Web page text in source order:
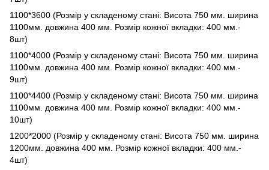
1100*3600 (Розмір у складеному стані: Висота 750 мм. ширина
1100мм. довжина 400 мм. Розмір кожної вкладки: 400 мм.-
8шт)
1100*4000 (Розмір у складеному стані: Висота 750 мм. ширина
1100мм. довжина 400 мм. Розмір кожної вкладки: 400 мм.-
9шт)
1100*4400 (Розмір у складеному стані: Висота 750 мм. ширина
1100мм. довжина 400 мм. Розмір кожної вкладки: 400 мм.-
10шт)
1200*2000 (Розмір у складеному стані: Висота 750 мм. ширина
1200мм. довжина 400 мм. Розмір кожної вкладки: 400 мм.-
4шт)